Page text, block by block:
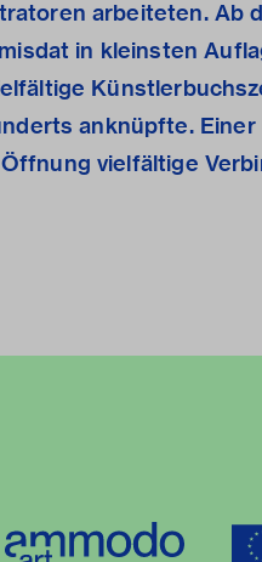
arbeiteten. Ab
in kleinsten
anknüpfte.
vielfältige